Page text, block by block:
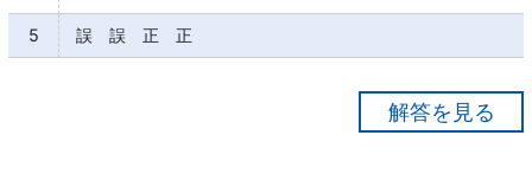
5 誤 誤 正 正